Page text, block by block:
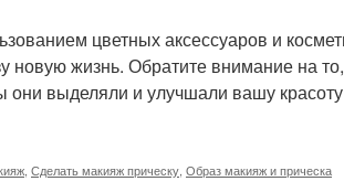
цветных аксессуаров и
жизнь. Обратите внимание на
они выделяли и улучшали вашу
Сделать макияж прическу Образ макияж и прическа